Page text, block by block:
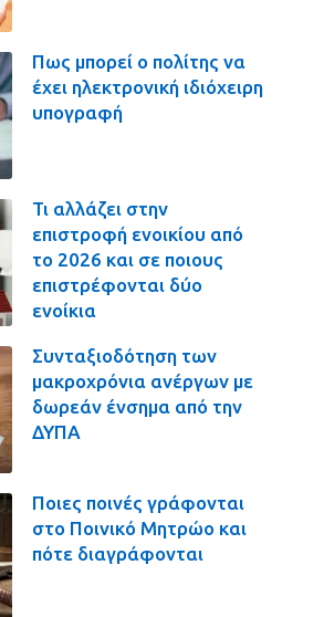
Πως μπορεί ο πολίτης να
έχει ηλεκτρονική ιδιόχειρη
υπογραφή
Τι αλλάζει στην
επιστροφή ενοικίου από
το 2026 και σε ποιους
επιστρέφονται δύο
ενοίκια
Συνταξιοδότηση των
μακροχρόνια ανέργων με
δωρεάν ένσημα από την
ΔΥΠΑ
Ποιες ποινές γράφονται
στο Ποινικό Μητρώο και
πότε διαγράφονται